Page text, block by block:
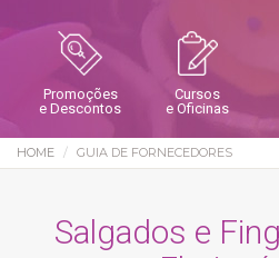
Promoções
e Descontos
Cursos
e Oficinas
HOME GUIA DE FORNECEDORES
Salgados e